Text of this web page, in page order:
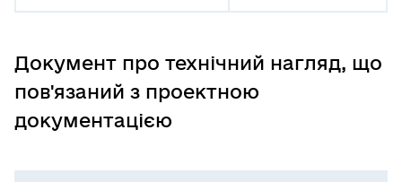
Документ про технічний нагляд, що
пов'язаний з проектною
документацією